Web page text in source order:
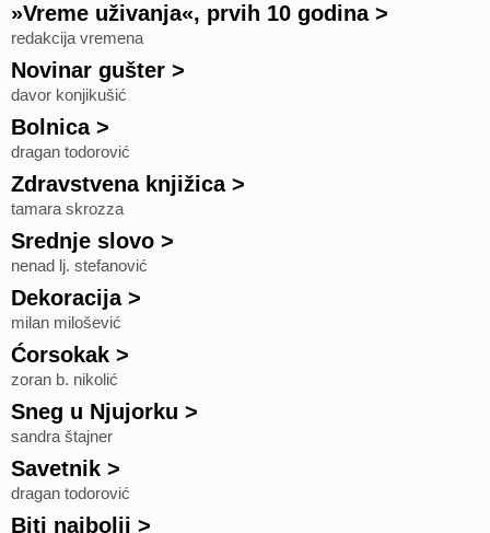
»Vreme uživanja«, prvih 10 godina>
redakcija vremena
Novinar gušter >
davor konjikušić
Bolnica>
dragan todorović
Zdravstvena knjižica>
tamara skrozza
Srednje slovo >
nenad lj. stefanović
Dekoracija>
milan milošević
Ćorsokak >
zoran b. nikolić
Sneg u Njujorku >
sandra štajner
Savetnik >
dragan todorović
Biti najbolji >